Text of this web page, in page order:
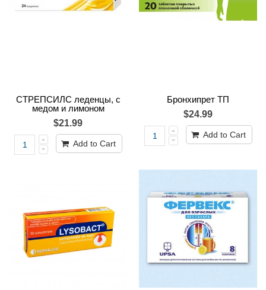
СТРЕПСИЛС леденцы, с
медом и лимоном
$21.99
Add to Cart
Бронхипрет ТП
$24.99
Add to Cart